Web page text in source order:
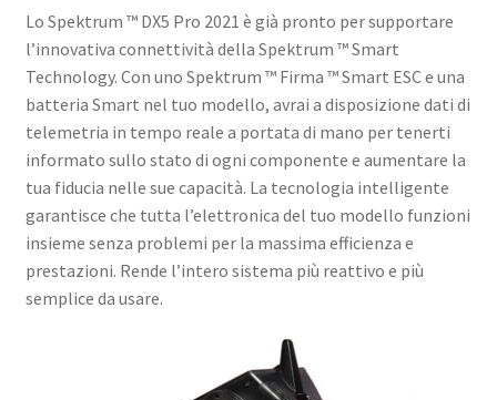
Lo Spektrum ™ DX5 Pro 2021 è già pronto per supportare
l’innovativa connettività della Spektrum ™ Smart
Technology. Con uno Spektrum ™ Firma ™ Smart ESC e una
batteria Smart nel tuo modello, avrai a disposizione dati di
telemetria in tempo reale a portata di mano per tenerti
informato sullo stato di ogni componente e aumentare la
tua fiducia nelle sue capacità. La tecnologia intelligente
garantisce che tutta l’elettronica del tuo modello funzioni
insieme senza problemi per la massima efficienza e
prestazioni. Rende l’intero sistema più reattivo e più
semplice da usare.